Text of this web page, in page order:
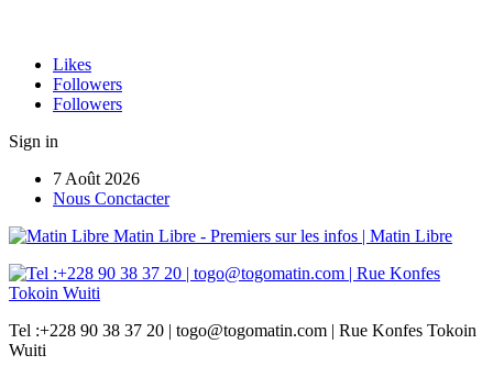
Likes
Followers
Followers
Sign in
7 Août 2026
Nous Conctacter
Matin Libre - Premiers sur les infos | Matin Libre
Tel :+228 90 38 37 20 | togo@togomatin.com | Rue Konfes Tokoin
Wuiti